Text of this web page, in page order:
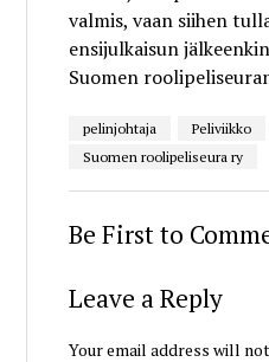
valmis, vaan siihen
ensijulkaisun
Suomen
pelinjohtaja Peliviikko
Suomen roolipeliseura ry
Be First to
Leave a Reply
Your email address will